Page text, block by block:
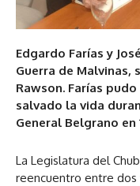
Edgardo Farías y
Guerra de Malvinas,
Rawson. Farías
salvado la vida
General Belgrano en
La Legislatura del
reencuentro entre dos